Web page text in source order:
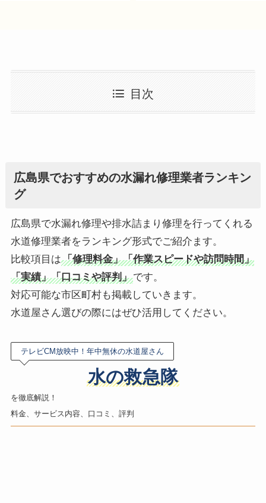
目次
広島県でおすすめの水漏れ修理業者ランキン
グ
広島県で水漏れ修理や排水詰まり修理を行ってくれる
水道修理業者をランキング形式でご紹介ます。
比較項目は「修理料金」「作業スピードや訪問時間」
「実績」「口コミや評判」です。
対応可能な市区町村も掲載していきます。
水道屋さん選びの際にはぜひ活用してください。
テレビCM放映中！年中無休の水道屋さん
水の救急隊
を徹底解説！
料金、サービス内容、口コミ、評判